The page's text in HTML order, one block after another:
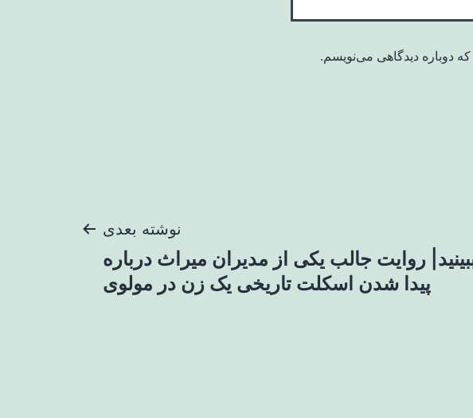
دوباره دیدگاهی می‌نویسم.
نوشته بعدی
روایت جالب یکی از مدیران میراث درباره
پیدا شدن اسکلت تاریخی یک زن در مولوی